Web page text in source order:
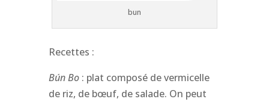
bun
Recettes :
Bún Bo: plat composé de vermicelle
de riz, de bœuf, de salade. On peut